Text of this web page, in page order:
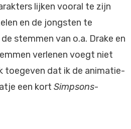
lijken vooral te zijn
en de jongsten te
stemmen van o.a. Drake en
verlenen voegt niet
toegeven dat ik de animatie-
een kort Simpsons-